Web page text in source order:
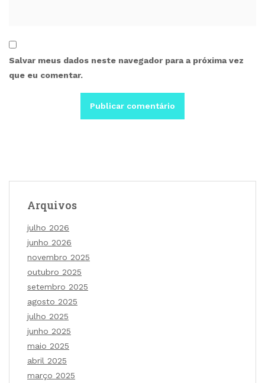
Salvar meus dados neste navegador para a próxima vez
que eu comentar.
Arquivos
julho 2026
junho 2026
novembro 2025
outubro 2025
setembro 2025
agosto 2025
julho 2025
junho 2025
maio 2025
abril 2025
março 2025